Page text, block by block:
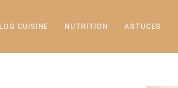
CUISINE NUTRITION ASTUCES